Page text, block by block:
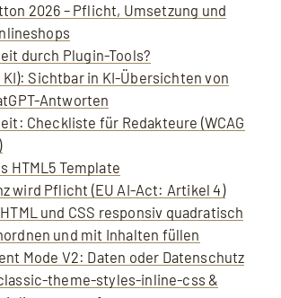
2026 – Pflicht, Umsetzung und
durch Plugin-Tools?
KI): Sichtbar in KI-Übersichten von
Antworten
Checkliste für Redakteure (WCAG
HTML5 Template
wird Pflicht (EU AI-Act: Artikel 4)
und CSS responsiv quadratisch
und mit Inhalten füllen
Mode V2: Daten oder Datenschutz
theme-styles-inline-css &